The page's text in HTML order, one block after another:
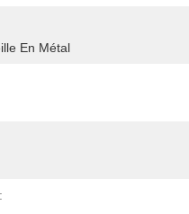
En Métal